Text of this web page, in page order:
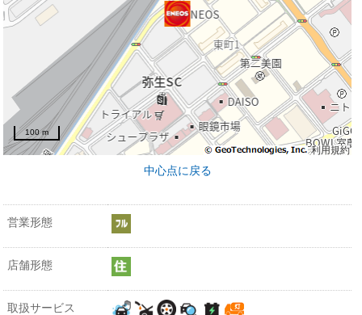
利用規約
100 m
中心点に戻る
営業形態
店舗形態
取扱サービス